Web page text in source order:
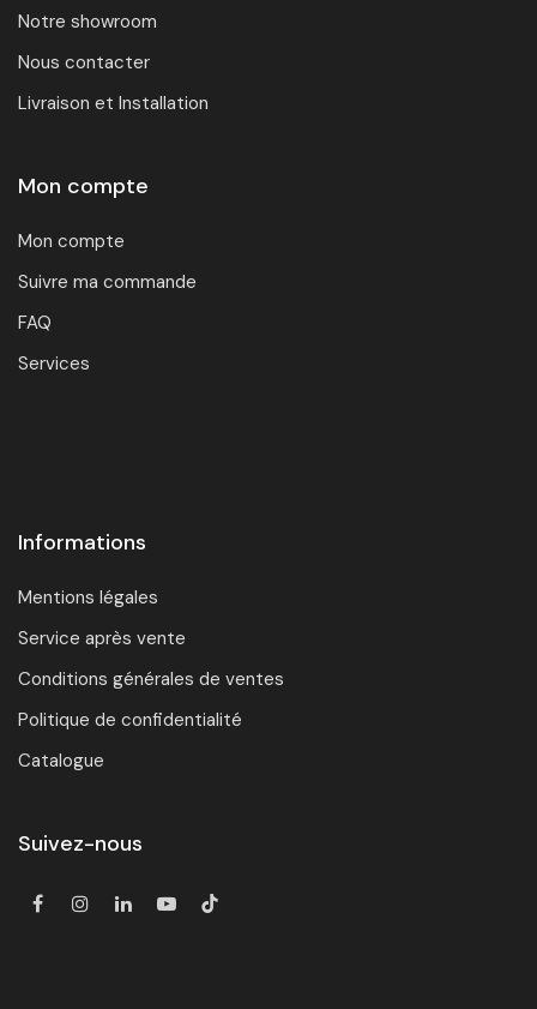
Notre showroom
Nous contacter
Livraison et Installation
Mon compte
Mon compte
Suivre ma commande
FAQ
Services
Informations
Mentions légales
Service après vente
Conditions générales de ventes
Politique de confidentialité
Catalogue
Suivez-nous